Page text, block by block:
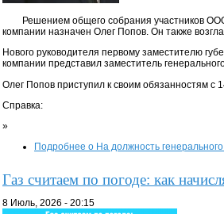
Решением общего собрания участников
компании назначен Олег Попов. Он также
Нового руководителя первому заместителю
компании представил заместитель
Олег Попов приступил к своим обязанностям с
Справка:
»
Подробнее о На должность
Газ считаем по погоде: как
8 Июль, 2026 - 20:15